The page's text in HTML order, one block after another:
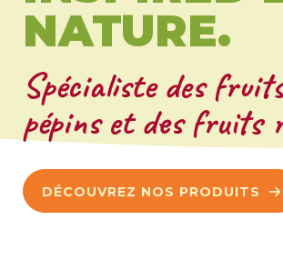
NATURE.
Spécialiste des
pépins et des fruits
DÉCOUVREZ NOS PRODUITS